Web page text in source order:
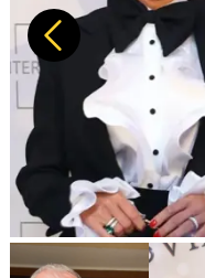
Předchozí